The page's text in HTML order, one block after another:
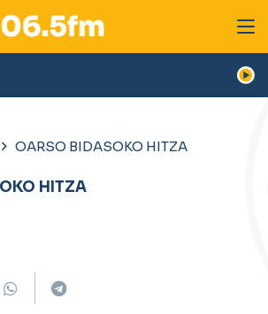
OARSO BIDASOKO HITZA
HITZA